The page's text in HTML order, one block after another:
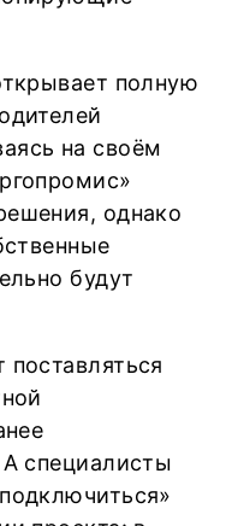
полную
на своём
однако
будут
специалисты